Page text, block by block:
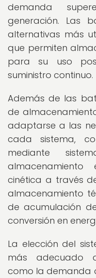
demanda
generación. Las
alternativas más
que permiten
para su uso
suministro continuo.
Además de las
de
adaptarse a las
cada sistema,
mediante
cinética a través
almacenamiento
de acumulación
conversión en
La elección del
más adecuado
como la demanda